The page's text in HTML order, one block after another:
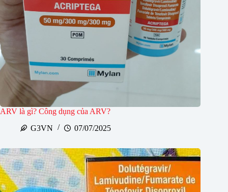
ARV là gì? Công dụng của ARV?
G3VN
07/07/2025